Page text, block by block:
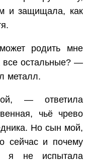
и защищала, как
родить мне
все остальные? —
металл.
— ответила
чьё чрево
Но сын мой,
сейчас и почему
я не испытала